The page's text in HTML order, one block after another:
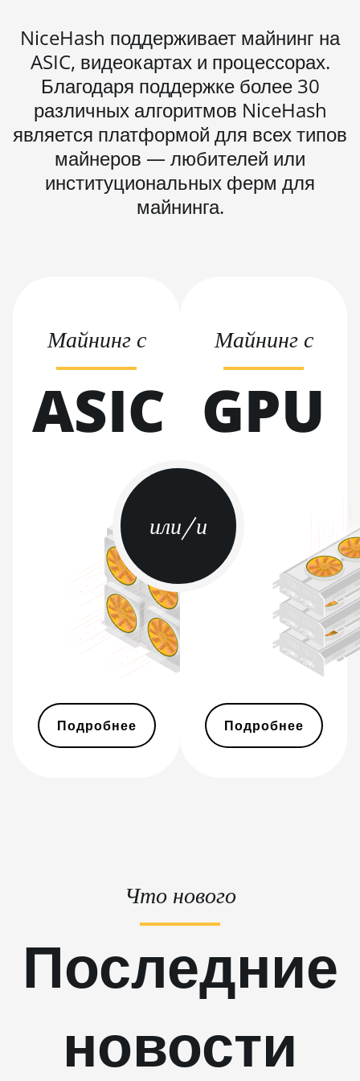
Pro (100Th)
BITMAIN AntMiner S19j
Pro (104Th)
BITMAIN AntMiner S19j
Pro+ (120Th)
BITMAIN AntMiner S19j
Pro++ (125Th)
BITMAIN AntMiner S21
BITMAIN AntMiner S21 Pro
BITMAIN AntMiner S21 XP
(270Th)
BITMAIN AntMiner S21 XP
Hyd (473Th)
BITMAIN AntMiner S21 XP
Immersion (300Th)
BITMAIN AntMiner S21 XP+
Hyd (500Th)
BITMAIN AntMiner S21+
(216Th)
BITMAIN AntMiner S21+
Hyd (319Th)
BITMAIN AntMiner S21e XP
Hyd (430Th)
BITMAIN AntMiner S21e XP
Hyd 3U (860Th)
BITMAIN AntMiner S21j XP
BITMAIN AntMiner T17
BITMAIN AntMiner T17e
BITMAIN AntMiner T9+
NiceHash поддерживает майнинг на
ASIC, видеокартах и процессорах.
Благодаря поддержке более 30
различных алгоритмов NiceHash
является платформой для всех типов
майнеров — любителей или
институциональных ферм для
майнинга.
или/и
Майнинг с
ASIC
Подробнее
Майнинг с
GPU
Подробнее
Что нового
Последние
новости